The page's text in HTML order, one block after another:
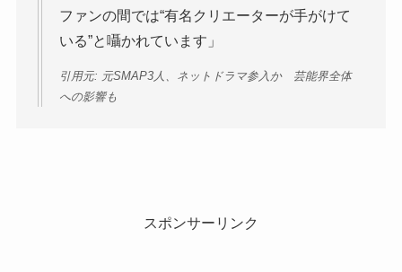
ファンの間では“有名クリエーターが手がけて
いる”と囁かれています」
引用元: 元SMAP3人、ネットドラマ参入か 芸能界全体
への影響も
スポンサーリンク